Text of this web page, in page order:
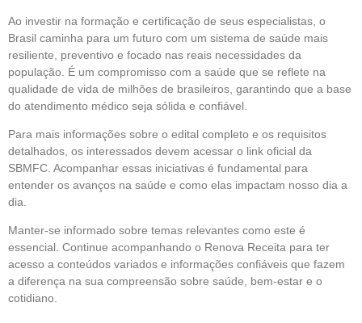
Ao investir na formação e certificação de seus especialistas, o
Brasil caminha para um futuro com um sistema de saúde mais
resiliente, preventivo e focado nas reais necessidades da
população. É um compromisso com a saúde que se reflete na
qualidade de vida de milhões de brasileiros, garantindo que a base
do atendimento médico seja sólida e confiável.
Para mais informações sobre o edital completo e os requisitos
detalhados, os interessados devem acessar o link oficial da
SBMFC. Acompanhar essas iniciativas é fundamental para
entender os avanços na saúde e como elas impactam nosso dia a
dia.
Manter-se informado sobre temas relevantes como este é
essencial. Continue acompanhando o Renova Receita para ter
acesso a conteúdos variados e informações confiáveis que fazem
a diferença na sua compreensão sobre saúde, bem-estar e o
cotidiano.